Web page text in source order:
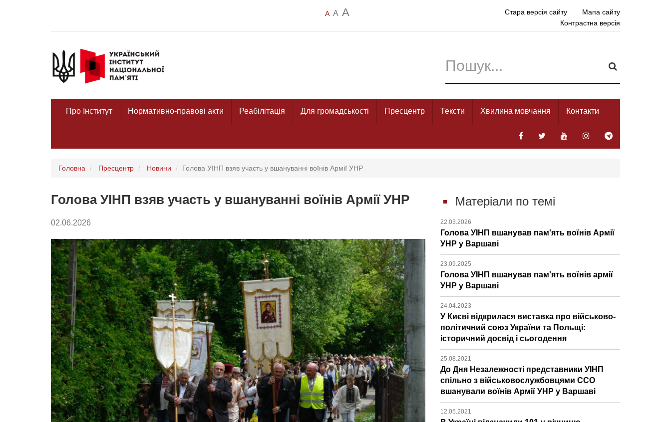
A A A Стара версія сайту
Мапа сайту
Контрастна версія
Про Інститут Нормативно-правові акти Реабілітація Для громадськості Пресцентр Тексти Хвилина мовчання Контакти
Головна Пресцентр Новини Голова УІНП взяв участь у вшануванні воїнів Армії УНР
Голова УІНП взяв участь у вшануванні воїнів Армії УНР
02.06.2026
Матеріали по темі
22.03.2026
Голова УІНП вшанував пам'ять воїнів Армії
УНР у Варшаві
23.09.2025
Голова УІНП вшанував пам'ять воїнів армії
УНР у Варшаві
24.04.2023
У Києві відкрилася виставка про військово-
політичний союз України та Польщі:
історичний досвід і сьогодення
25.08.2021
До Дня Незалежності представники УІНП
спільно з військовослужбовцями ССО
вшанували воїнів Армії УНР у Варшаві
12.05.2021